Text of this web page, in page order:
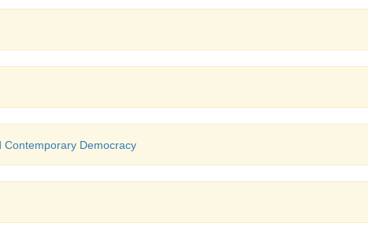
Democracy